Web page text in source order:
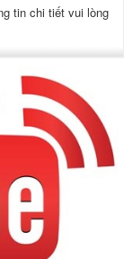
tin chi tiết vui lòng